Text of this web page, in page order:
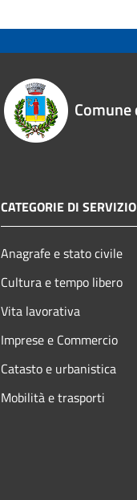
Comune
CATEGORIE DI SERVIZIO
Anagrafe e stato civile
Cultura e tempo libero
Vita lavorativa
Imprese e Commercio
Catasto e urbanistica
Mobilità e trasporti